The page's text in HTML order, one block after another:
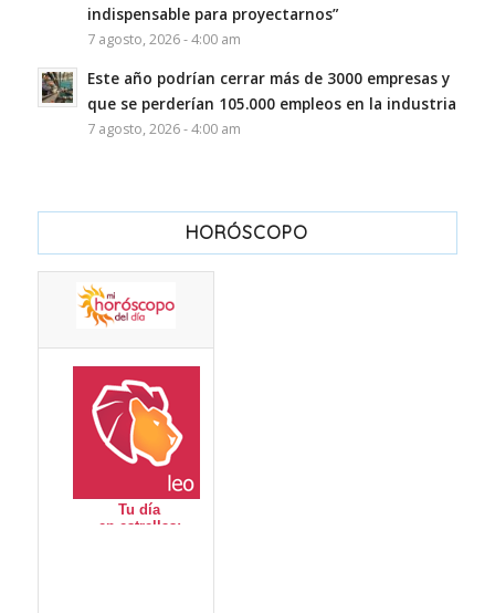
indispensable para proyectarnos”
7 agosto, 2026 - 4:00 am
Este año podrían cerrar más de 3000 empresas y
que se perderían 105.000 empleos en la industria
7 agosto, 2026 - 4:00 am
HORÓSCOPO